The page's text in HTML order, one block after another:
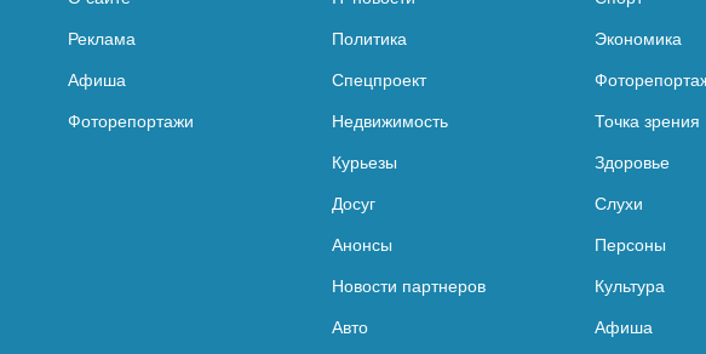
Реклама
Афиша
Фоторепортажи
Политика Экономика
Спецпроект
Недвижимость Точка зрения
Курьезы Здоровье
Досуг Слухи
Анонсы Персоны
Новости партнеров Культура
Авто Афиша